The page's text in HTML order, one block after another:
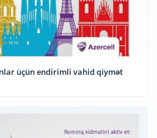
üçün endirimli vahid qiymət